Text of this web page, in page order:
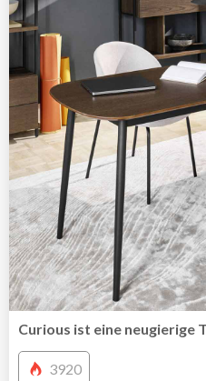
Curious ist eine neugierige
3920